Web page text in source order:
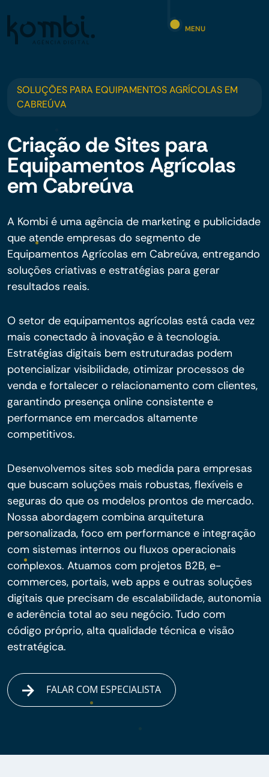
MENU
SOLUÇÕES PARA EQUIPAMENTOS AGRÍCOLAS EM
CABREÚVA
Criação de Sites para
Equipamentos Agrícolas
em Cabreúva
A Kombi é uma agência de marketing e publicidade
que atende empresas do segmento de
Equipamentos Agrícolas em Cabreúva, entregando
soluções criativas e estratégias para gerar
resultados reais.
O setor de equipamentos agrícolas está cada vez
mais conectado à inovação e à tecnologia.
Estratégias digitais bem estruturadas podem
potencializar visibilidade, otimizar processos de
venda e fortalecer o relacionamento com clientes,
garantindo presença online consistente e
performance em mercados altamente
competitivos.
Desenvolvemos sites sob medida para empresas
que buscam soluções mais robustas, flexíveis e
seguras do que os modelos prontos de mercado.
Nossa abordagem combina arquitetura
personalizada, foco em performance e integração
com sistemas internos ou fluxos operacionais
complexos. Atuamos com projetos B2B, e-
commerces, portais, web apps e outras soluções
digitais que precisam de escalabilidade, autonomia
e aderência total ao seu negócio. Tudo com
código próprio, alta qualidade técnica e visão
estratégica.
FALAR COM ESPECIALISTA